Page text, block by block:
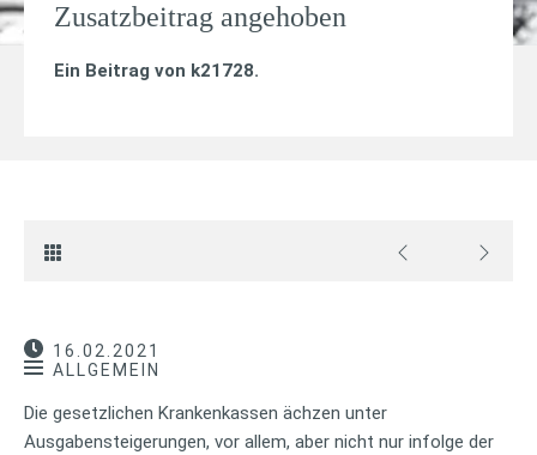
Zusatzbeitrag angehoben
Ein Beitrag von k21728.
16.02.2021
ALLGEMEIN
Die gesetzlichen Krankenkassen ächzen unter
Ausgabensteigerungen, vor allem, aber nicht nur infolge der